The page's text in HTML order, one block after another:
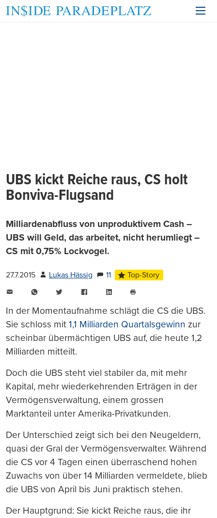
UBS kickt Reiche raus, CS holt
Bonviva-Flugsand
Milliardenabfluss von unproduktivem Cash –
UBS will Geld, das arbeitet, nicht herumliegt –
CS mit 0,75% Lockvogel.
27.7.2015 Lukas Hässig 11
Top-Story
WhatsAppTwitter FacebookLinkedIn
drucken
In der Momentaufnahme schlägt die CS die UBS.
Sie schloss mit 1,1 Milliarden Quartalsgewinn zur
scheinbar übermächtigen UBS auf, die heute 1,2
Milliarden mitteilt.
Doch die UBS steht viel stabiler da, mit mehr
Kapital, mehr wiederkehrenden Erträgen in der
Vermögensverwaltung, einem grossen
Marktanteil unter Amerika-Privatkunden.
Der Unterschied zeigt sich bei den Neugeldern,
quasi der Gral der Vermögensverwalter. Während
die CS vor 4 Tagen einen überraschend hohen
Zuwachs von über 14 Milliarden vermeldete, blieb
die UBS von April bis Juni praktisch stehen.
Der Hauptgrund: Sie kickt Reiche raus, die ihr